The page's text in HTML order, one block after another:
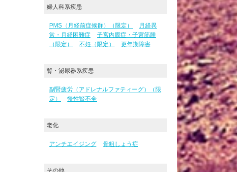
婦人科系疾患
PMS（月経前症候群）（限定）
月経異
常・月経困難症
子宮内膜症・子宮筋腫
（限定）
不妊（限定） 更年期障害
腎・泌尿器系疾患
副腎疲労（アドレナルファティーグ）（限
定）
慢性腎不全
老化
アンチエイジング 骨粗しょう症